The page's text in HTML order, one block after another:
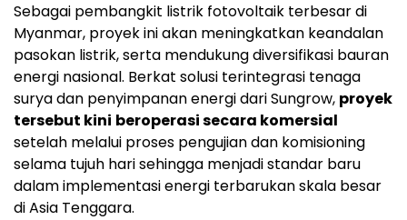
Sebagai pembangkit listrik fotovoltaik terbesar di
Myanmar, proyek ini akan meningkatkan keandalan
pasokan listrik, serta mendukung diversifikasi bauran
energi nasional. Berkat solusi terintegrasi tenaga
surya dan penyimpanan energi dari Sungrow, proyek
tersebut kini beroperasi secara komersial
setelah melalui proses pengujian dan komisioning
selama tujuh hari sehingga menjadi standar baru
dalam implementasi energi terbarukan skala besar
di Asia Tenggara.